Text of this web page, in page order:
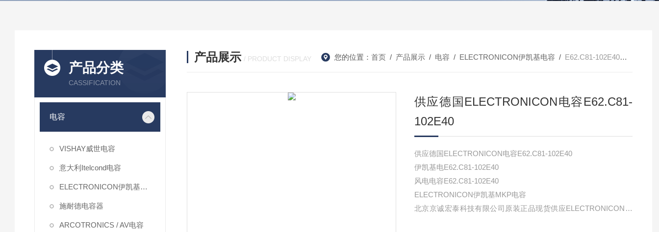
产品分类
CASSIFICATION
电容
VISHAY威世电容
意大利Itelcond电容
ELECTRONICON伊凯基电容
施耐德电容器
ARCOTRONICS / AV电容
产品展示 / PRODUCT DISPLAY 您的位置： 首页/ 产品展示/ 电容 / ELECTRONICON伊凯基电容 / E62.C81-102E40供应德国ELECTRONICON电容E62.C81-102E40
供应德国ELECTRONICON电容E62.C81-
102E40
供应德国ELECTRONICON电容E62.C81-102E40
伊凯基电E62.C81-102E40
风电电容E62.C81-102E40
ELECTRONICON伊凯基MKP电容
北京京诚宏泰科技有限公司原装正品现货供应ELECTRONICON电